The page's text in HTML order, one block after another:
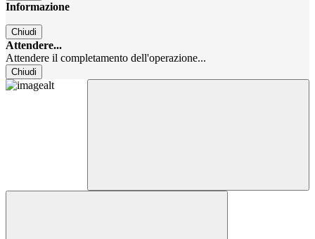
Informazione
Chiudi
Attendere...
Attendere il completamento dell'operazione...
Chiudi